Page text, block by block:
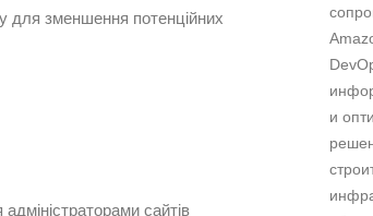
для зменшення потенційних
сайтів
и